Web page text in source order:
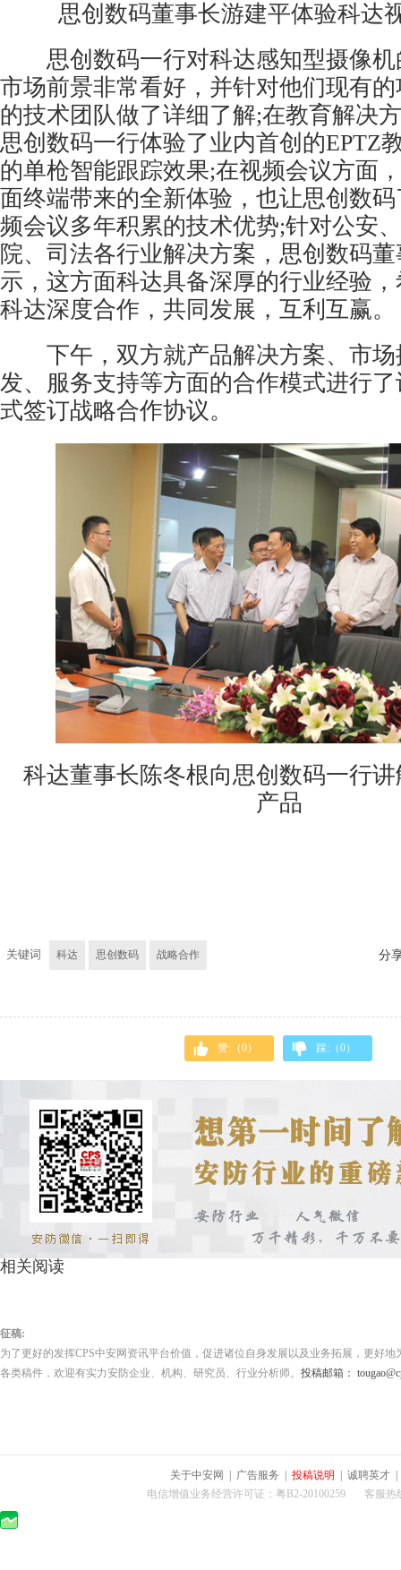
思创数码董事长游建平体验科达
思创数码一行对科达感知型摄像机
市场前景非常看好，并针对他们现有
的技术团队做了详细了解;在教育解决
思创数码一行体验了业内首创的EPTZ
的单枪智能跟踪效果;在视频会议方面
面终端带来的全新体验，也让思创数
频会议多年积累的技术优势;针对公安
院、司法各行业解决方案，思创数码
示，这方面科达具备深厚的行业经验
科达深度合作，共同发展，互利互赢。
下午，双方就产品解决方案、市场
发、服务支持等方面的合作模式进行
式签订战略合作协议。
科达董事长陈冬根向思创数码一行讲
产品
关键词 科达 思创数码 战略合作 分
赞:（0） 踩:（0）
相关阅读
征稿:
为了更好的发挥CPS中安网资讯平台价值，促进诸位自身发展以及业务拓展，更好
各类稿件，欢迎有实力安防企业、机构、研究员、行业分析师。 投稿邮箱：
关于中安网 广告服务 投稿说明 诚聘英才
电信增值业务经营许可证：粤B2-20100259 客服